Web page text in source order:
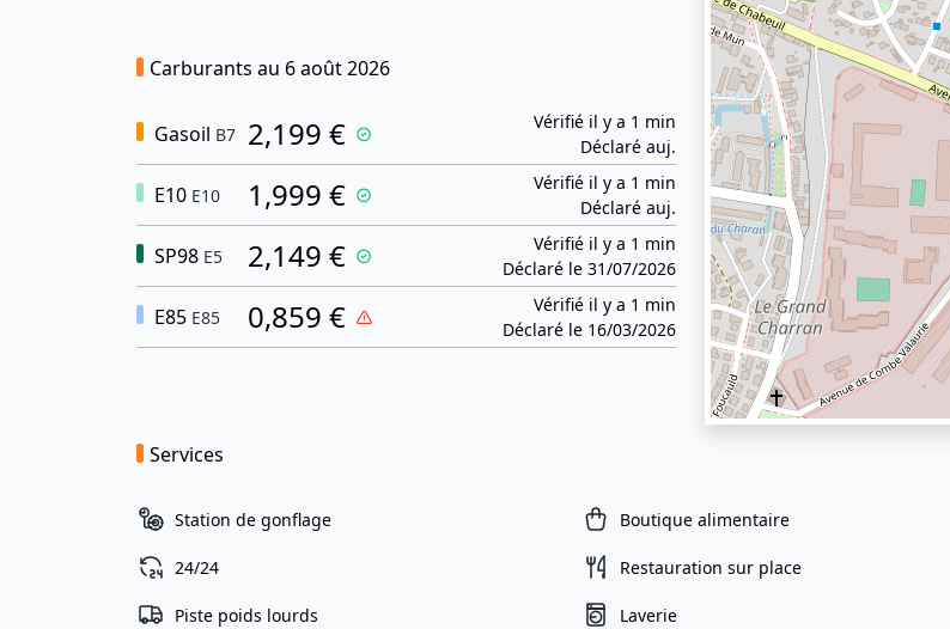
Carburants au 6 août 2026
Gasoil B7 2,199 €
Vérifié il y a 1 min
Déclaré auj.
E10 E10 1,999 €
Vérifié il y a 1 min
Déclaré auj.
SP98 E5 2,149 €
Vérifié il y a 1 min
Déclaré le 31/07/2026
E85 E85 0,859 €
Vérifié il y a 1 min
Déclaré le 16/03/2026
Services
Station de gonflage Boutique alimentaire
24/24 Restauration sur place
Piste poids lourds Laverie